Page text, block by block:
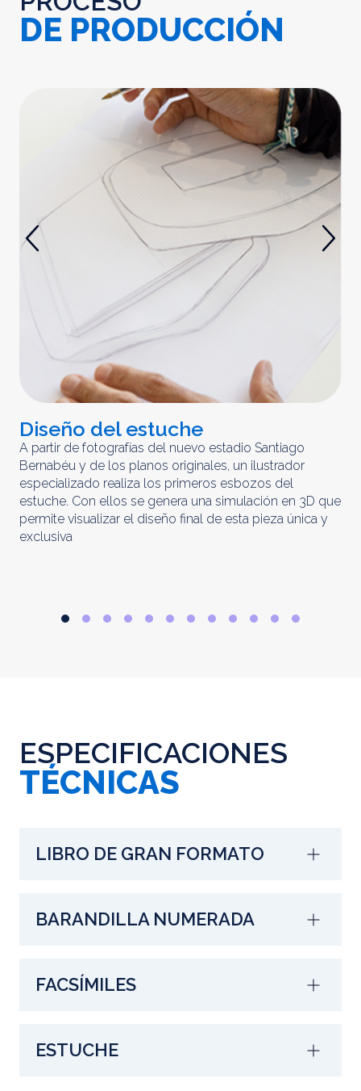
DE PRODUCCIÓN
Diseño del estuche
A partir de fotografías del nuevo estadio Santiago
Bernabéu y de los planos originales, un ilustrador
especializado realiza los primeros esbozos del
estuche. Con ellos se genera una simulación en 3D que
permite visualizar el diseño final de esta pieza única y
exclusiva
ESPECIFICACIONES
TÉCNICAS
LIBRO DE GRAN FORMATO
BARANDILLA NUMERADA
FACSÍMILES
ESTUCHE